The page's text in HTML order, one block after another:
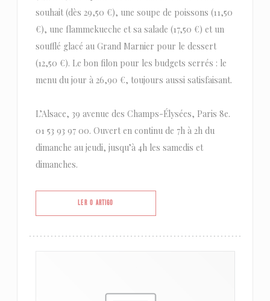
souhait (dès 29,50 €), une soupe de poissons (11,50
€), une flammekueche et sa salade (17,50 €) et un
soufflé glacé au Grand Marnier pour le dessert
(12,50 €). Le bon filon pour les budgets serrés : le
menu du jour à 26,90 €, toujours aussi satisfaisant.
L’Alsace, 39 avenue des Champs-Élysées, Paris 8e.
01 53 93 97 00. Ouvert en continu de 7h à 2h du
dimanche au jeudi, jusqu’à 4h les samedis et
dimanches.
LER O ARTIGO